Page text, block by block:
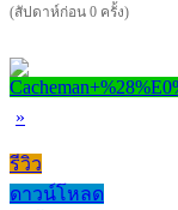
(สัปดาห์ก่อน 0 ครั้ง)
»
รีวิว
ดาวน์โหลด